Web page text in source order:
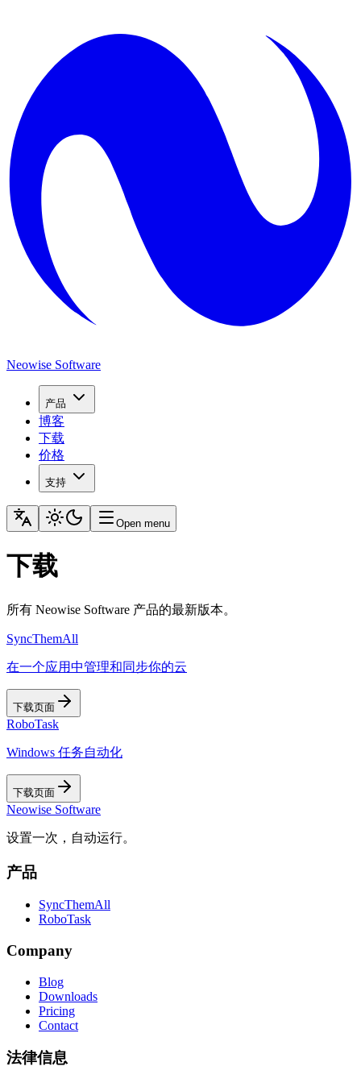
Neowise Software
产品
博客
下载
价格
支持
Open menu
下载
所有 Neowise Software 产品的最新版本。
SyncThemAll
在一个应用中管理和同步你的云
下载页面
RoboTask
Windows 任务自动化
下载页面
Neowise Software
设置一次，自动运行。
产品
SyncThemAll
RoboTask
Company
Blog
Downloads
Pricing
Contact
法律信息